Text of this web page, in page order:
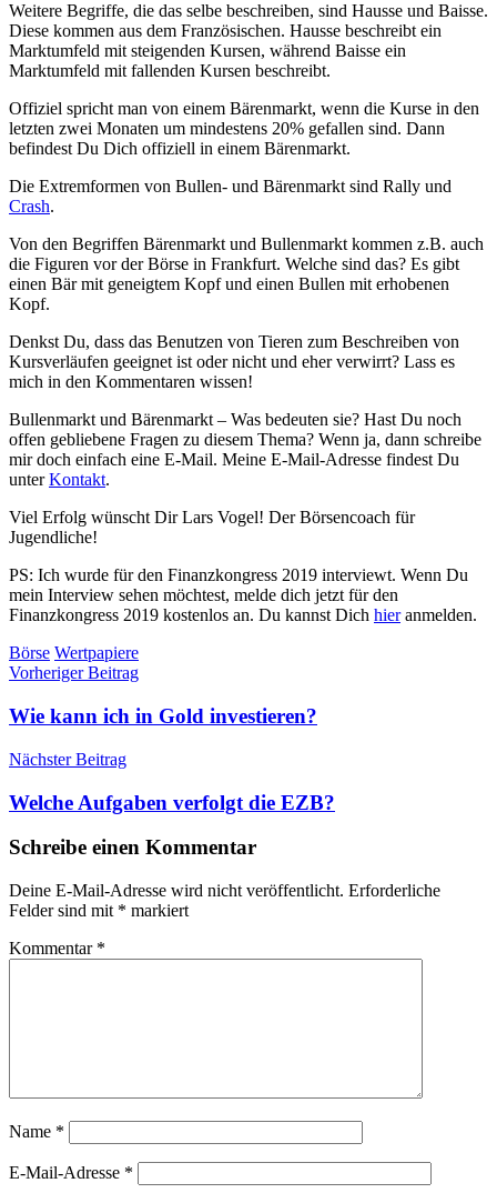
Weitere Begriffe, die das selbe beschreiben, sind Hausse und Baisse.
Diese kommen aus dem Französischen. Hausse beschreibt ein
Marktumfeld mit steigenden Kursen, während Baisse ein
Marktumfeld mit fallenden Kursen beschreibt.
Offiziel spricht man von einem Bärenmarkt, wenn die Kurse in den
letzten zwei Monaten um mindestens 20% gefallen sind. Dann
befindest Du Dich offiziell in einem Bärenmarkt.
Die Extremformen von Bullen- und Bärenmarkt sind Rally und
Crash.
Von den Begriffen Bärenmarkt und Bullenmarkt kommen z.B. auch
die Figuren vor der Börse in Frankfurt. Welche sind das? Es gibt
einen Bär mit geneigtem Kopf und einen Bullen mit erhobenen
Kopf.
Denkst Du, dass das Benutzen von Tieren zum Beschreiben von
Kursverläufen geeignet ist oder nicht und eher verwirrt? Lass es
mich in den Kommentaren wissen!
Bullenmarkt und Bärenmarkt – Was bedeuten sie? Hast Du noch
offen gebliebene Fragen zu diesem Thema? Wenn ja, dann schreibe
mir doch einfach eine E-Mail. Meine E-Mail-Adresse findest Du
unterKontakt.
Viel Erfolg wünscht Dir Lars Vogel! Der Börsencoach für
Jugendliche!
PS: Ich wurde für den Finanzkongress 2019 interviewt. Wenn Du
mein Interview sehen möchtest, melde dich jetzt für den
Finanzkongress 2019 kostenlos an. Du kannst Dich hieranmelden.
Börse Wertpapiere
Beitragsnavigation
Vorheriger Beitrag
Wie kann ich in Gold investieren?
Nächster Beitrag
Welche Aufgaben verfolgt die EZB?
Schreibe einen Kommentar
Deine E-Mail-Adresse wird nicht veröffentlicht. Erforderliche
Felder sind mit * markiert
Kommentar *
Name *
E-Mail-Adresse *